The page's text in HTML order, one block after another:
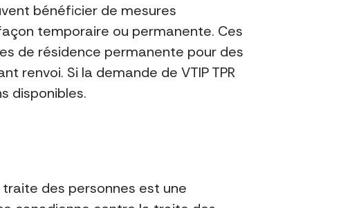
bénéficier de mesures
temporaire ou permanente. Ces
de résidence permanente pour des
renvoi. Si la demande de VTIP TPR
disponibles.
des personnes est une